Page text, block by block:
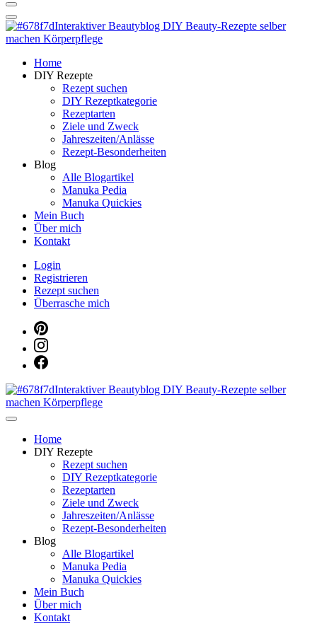
Manuka Magic – Natürlich schön:
Dein interaktiver DIY Beautyblog
Manuka Magic – Natürlich schön:
Dein interaktiver DIY Beautyblog
Dein persönlicher interaktiver DIY Beautyblog
Home
DIY Rezepte
Rezept suchen
DIY Rezeptkategorie
Rezeptarten
Ziele und Zweck
Jahreszeiten/Anlässe
Rezept-Besonderheiten
Blog
Alle Blogartikel
Manuka Pedia
Manuka Quickies
Mein Buch
Über mich
Kontakt
Login
Registrieren
Rezept suchen
Überrasche mich
Manuka Magic – Natürlich schön:
Dein interaktiver DIY Beautyblog
Home
DIY Rezepte
Rezept suchen
DIY Rezeptkategorie
Rezeptarten
Ziele und Zweck
Jahreszeiten/Anlässe
Rezept-Besonderheiten
Blog
Alle Blogartikel
Manuka Pedia
Manuka Quickies
Mein Buch
Über mich
Kontakt